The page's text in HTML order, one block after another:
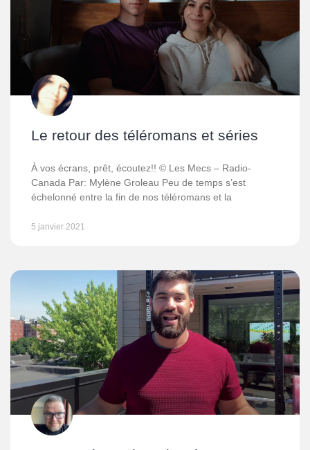
Le retour des téléromans et séries
À vos écrans, prêt, écoutez!! © Les Mecs – Radio-
Canada Par: Mylène Groleau Peu de temps s’est
échelonné entre la fin de nos téléromans et la
5 janvier 2021